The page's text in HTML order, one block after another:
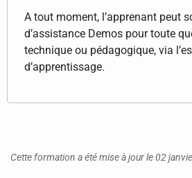
A tout moment, l’apprenant peut
d’assistance Demos pour toute
technique ou pédagogique, via
d’apprentissage.
Cette formation a été mise à jour le 02